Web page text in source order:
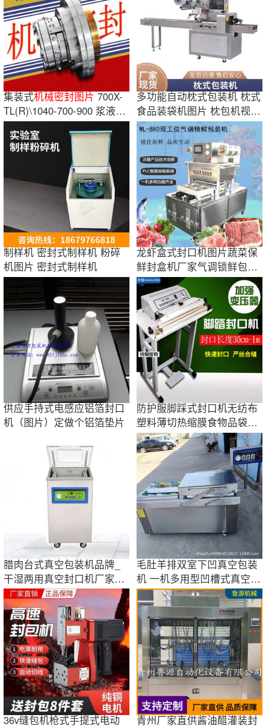
集装式机械密封图片700X-
TL(R)\1040-700-900 浆液泵
机械密封
多功能自动枕式包装机 枕式
食品装袋机图片 枕包机视频
月饼封口机
制样机 密封式制样机 粉碎
机图片 密封式制样机
龙虾盒式封口机图片蔬菜保
鲜封盒机厂家气调锁鲜包装
机鸭货封盒机
供应手持式电感应铝箔封口
机（图片）定做个铝箔垫片
防护服脚踩式封口机无纺布
塑料薄切热缩膜食物品袋子
家用一次性袖
腊肉台式真空包装机品牌_
干湿两用真空封口机厂家
_500真空机图片
毛肚羊排双室下凹真空包装
机 一机多用型凹槽式真空封
口机
36v缝包机枪式手提式电动
青州厂家直供酱油醋灌装封